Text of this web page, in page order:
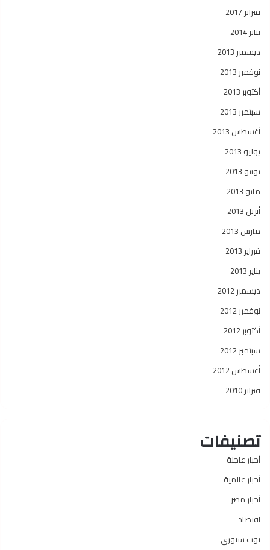
فبراير 2017
يناير 2014
ديسمبر 2013
نوفمبر 2013
أكتوبر 2013
سبتمبر 2013
أغسطس 2013
يوليو 2013
يونيو 2013
مايو 2013
أبريل 2013
مارس 2013
فبراير 2013
يناير 2013
ديسمبر 2012
نوفمبر 2012
أكتوبر 2012
سبتمبر 2012
أغسطس 2012
فبراير 2010
تصنيفات
أخبار عاجلة
أخبار عالمية
أخبار مصر
اقتصاد
توب ستوري